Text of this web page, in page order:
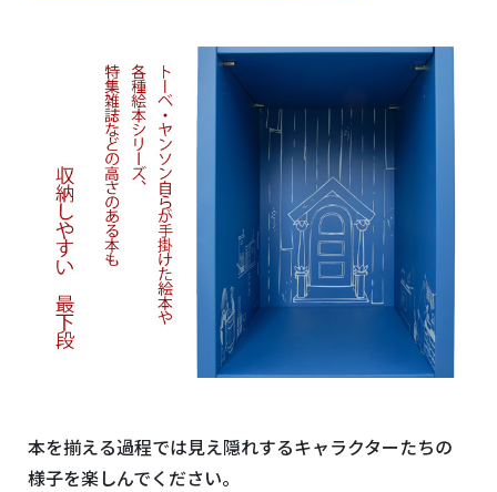
本を揃える過程では見え隠れするキャラクターたちの
様子を楽しんでください。